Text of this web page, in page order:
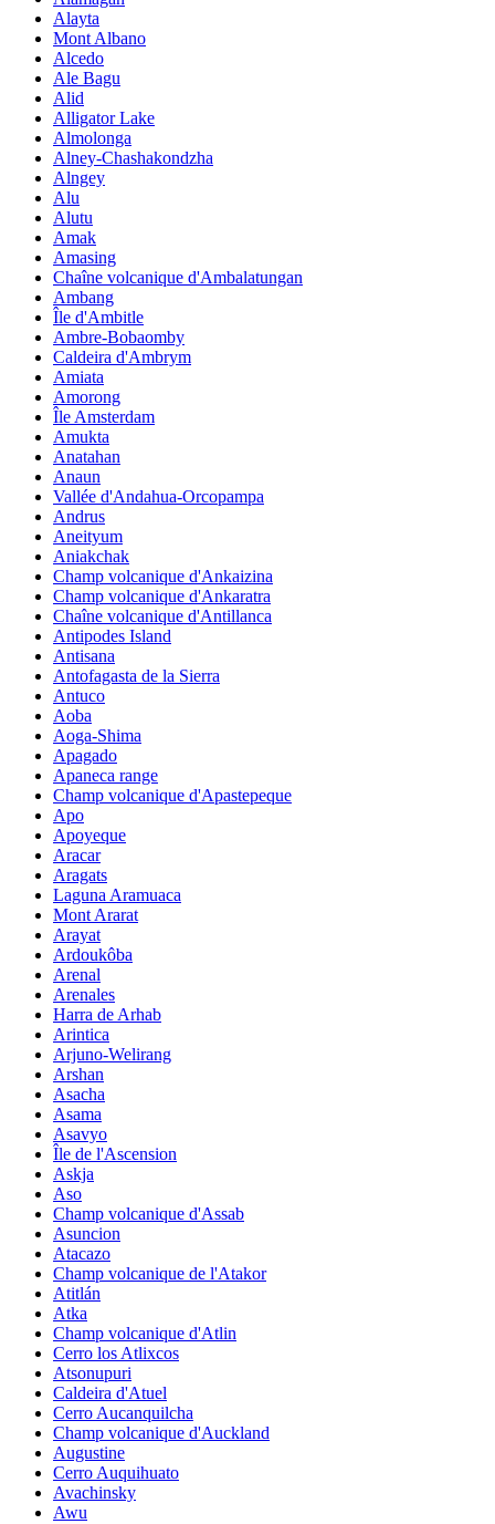
Alayta
Mont Albano
Alcedo
Ale Bagu
Alid
Alligator Lake
Almolonga
Alney-Chashakondzha
Alngey
Alu
Alutu
Amak
Amasing
Chaîne volcanique d'Ambalatungan
Ambang
Île d'Ambitle
Ambre-Bobaomby
Caldeira d'Ambrym
Amiata
Amorong
Île Amsterdam
Amukta
Anatahan
Anaun
Vallée d'Andahua-Orcopampa
Andrus
Aneityum
Aniakchak
Champ volcanique d'Ankaizina
Champ volcanique d'Ankaratra
Chaîne volcanique d'Antillanca
Antipodes Island
Antisana
Antofagasta de la Sierra
Antuco
Aoba
Aoga-Shima
Apagado
Apaneca range
Champ volcanique d'Apastepeque
Apo
Apoyeque
Aracar
Aragats
Laguna Aramuaca
Mont Ararat
Arayat
Ardoukôba
Arenal
Arenales
Harra de Arhab
Arintica
Arjuno-Welirang
Arshan
Asacha
Asama
Asavyo
Île de l'Ascension
Askja
Aso
Champ volcanique d'Assab
Asuncion
Atacazo
Champ volcanique de l'Atakor
Atitlán
Atka
Champ volcanique d'Atlin
Cerro los Atlixcos
Atsonupuri
Caldeira d'Atuel
Cerro Aucanquilcha
Champ volcanique d'Auckland
Augustine
Cerro Auquihuato
Avachinsky
Awu